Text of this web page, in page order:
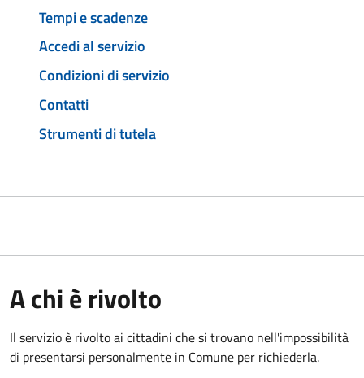
Tempi e scadenze
Accedi al servizio
Condizioni di servizio
Contatti
Strumenti di tutela
A chi è rivolto
Il servizio è rivolto ai cittadini che si trovano nell'impossibilità
di presentarsi personalmente in Comune per richiederla.